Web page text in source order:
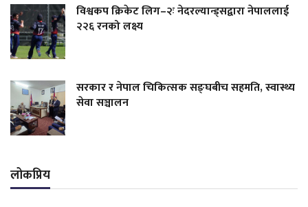
विश्वकप क्रिकेट लिग–२ः नेदरल्यान्ड्सद्वारा नेपाललाई
२२६ रनको लक्ष्य
सरकार र नेपाल चिकित्सक सङ्घबीच सहमति, स्वास्थ्य
सेवा सञ्चालन
लोकप्रिय